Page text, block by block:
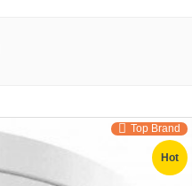
Hot
Top Brand